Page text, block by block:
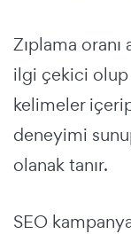
Zıplama oranı
ilgi çekici olup
kelimeler
deneyimi
olanak tanır.
SEO